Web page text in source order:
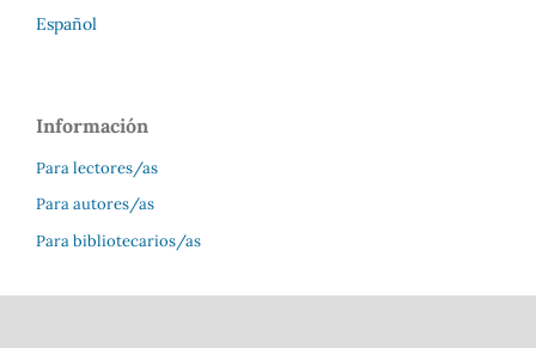
Español
Información
Para lectores/as
Para autores/as
Para bibliotecarios/as